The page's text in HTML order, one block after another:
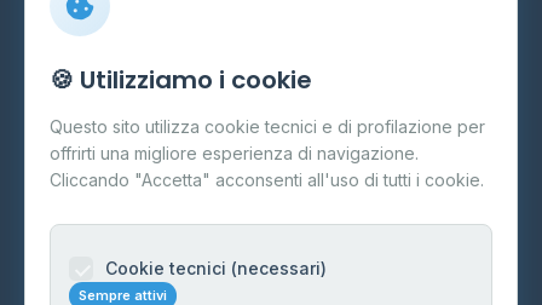
Info
Cos'è il GPL
FAQ
Contatti
Informazioni legali
🍪 Utilizziamo i cookie
Questo sito utilizza cookie tecnici e di profilazione per
offrirti una migliore esperienza di navigazione.
Cliccando "Accetta" acconsenti all'uso di tutti i cookie.
Cookie tecnici (necessari)
Sempre attivi